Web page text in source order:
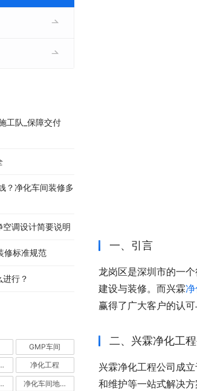
一、引言
龙岗区是深圳市的一
建设与装修。而兴霖
赢得了广大客户的认可
二、兴霖净化工
兴霖净化工程公司成
和维护等一站式解决
工队_保障交付
？净化车间装修多
调设计简要说明
修标准规范
行？
GMP车间
车间 净化工程
价格 净化车间地坪